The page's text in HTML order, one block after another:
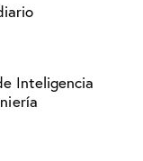
Inteligencia